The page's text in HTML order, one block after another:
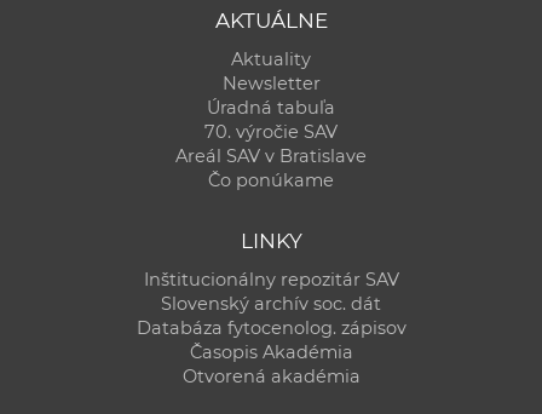
AKTUÁLNE
Aktuality
Newsletter
Úradná tabuľa
70. výročie SAV
Areál SAV v Bratislave
Čo ponúkame
LINKY
Inštitucionálny repozitár SAV
Slovenský archív soc. dát
Databáza fytocenolog. zápisov
Časopis Akadémia
Otvorená akadémia